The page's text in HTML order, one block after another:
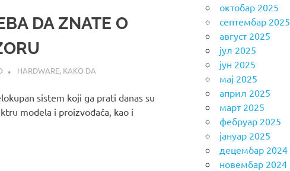
DA ZNATE O
HARDWARE, KAKO DA
sistem koji ga prati danas su
modela i proizvođača, kao i
октобар 2025
септембар 2025
август 2025
јул 2025
јун 2025
мај 2025
април 2025
март 2025
фебруар 2025
јануар 2025
децембар 2024
новембар 2024